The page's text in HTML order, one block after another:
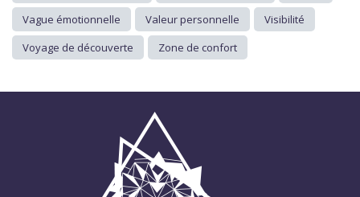
Vague émotionnelle
Valeur personnelle
Visibilité
Voyage de découverte
Zone de confort